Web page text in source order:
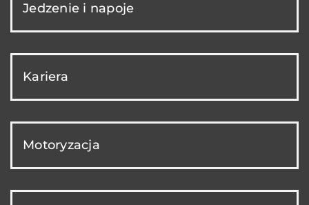
Jedzenie i napoje
Kariera
Motoryzacja